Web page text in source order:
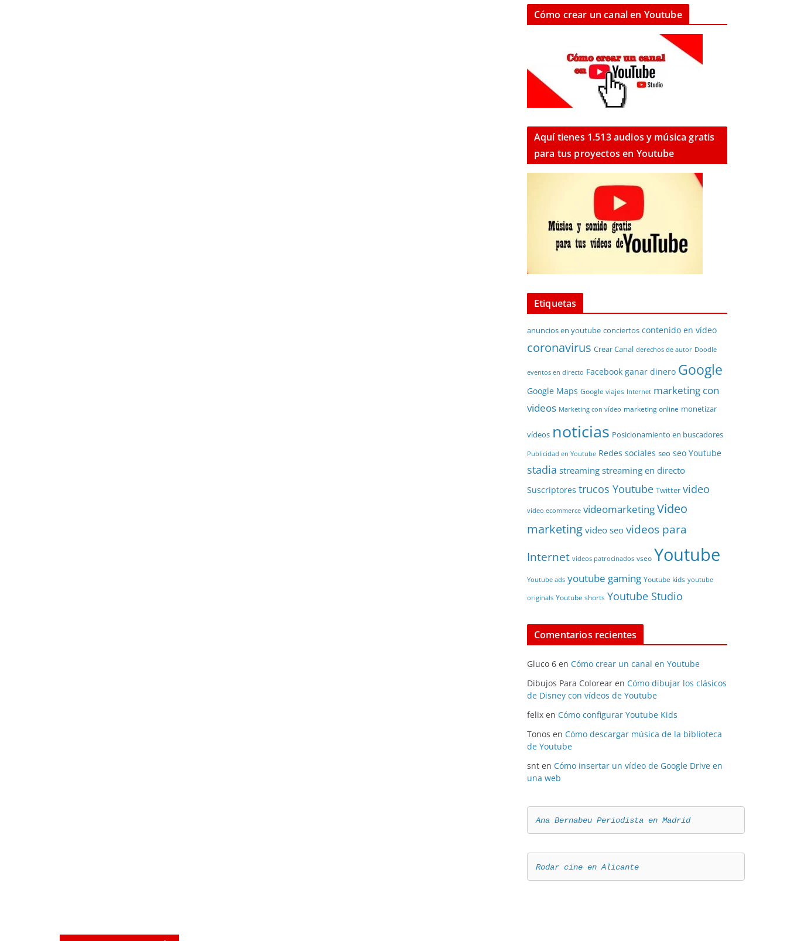
Cómo crear un canal en Youtube
Aquí tienes 1.513 audios y música gratis
para tus proyectos en Youtube
Etiquetas
anuncios en youtube conciertos contenido en vídeo
coronavirus Crear Canal derechos de autor Doodle
eventos en directo Facebook ganar dinero Google
Google Maps Google viajes Internet marketing con
videos Marketing con vídeo marketing online monetizar
vídeos noticias Posicionamiento en buscadores
Publicidad en Youtube Redes sociales seo seo Youtube
stadia streaming streaming en directo
Suscriptores trucos Youtube Twitter video
video ecommerce videomarketingVideo
marketing video seo videos para
Internet videos patrocinados vseo Youtube
Youtube ads youtube gaming Youtube kids youtube
originals Youtube shorts Youtube Studio
Comentarios recientes
Gluco 6 en Cómo crear un canal en Youtube
Dibujos Para Colorear en Cómo dibujar los clásicos
de Disney con vídeos de Youtube
felix en Cómo configurar Youtube Kids
Tonos en Cómo descargar música de la biblioteca
de Youtube
snt en Cómo insertar un vídeo de Google Drive en
una web
Ana Bernabeu Periodista en Madrid
Rodar cine en Alicante